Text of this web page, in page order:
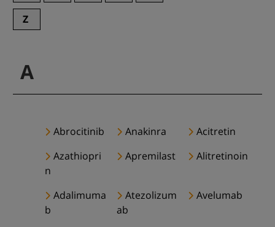
Z
A
Abrocitinib Anakinra
Acitretin
Azathiopri
n
Apremilast Alitretinoin
Adalimuma
b
Atezolizum
ab
Avelumab